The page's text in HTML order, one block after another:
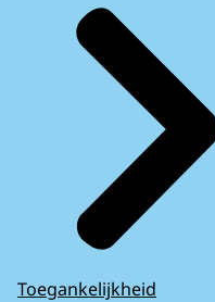
Toegankelijkheid